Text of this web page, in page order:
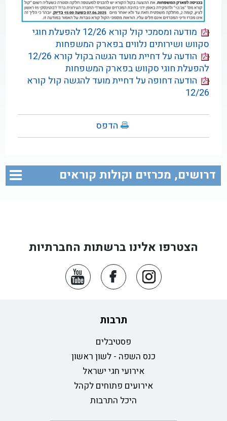
מודעה ומסמכי קול קורא 12/26 להפעלת חוגי
סקווש ושירותים נלווים בפארק המשפחות
הודעה על דחיית מועד הגשה בקול קורא 12/26
להפעלת חוגי סקווש בפארק המשפחות
הודעה דחופה על דחיית מועד להגשה קול קורא
12/26
הדפס
דרושים, מכרזים וקולות קוראים
הצטרפו אלינו ברשתות החברתיות
תרבות
פסטיבלים
כנס השפה - לשון ראשון
אירועי חגי ישראל
אירועים פתוחים לקהל
היכל התרבות